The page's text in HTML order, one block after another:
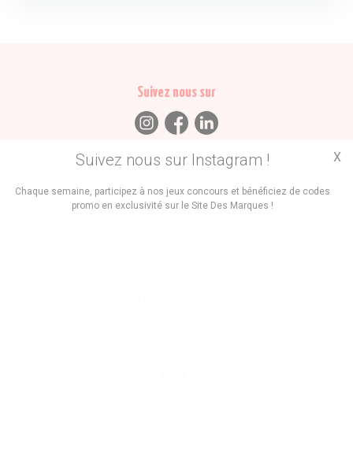
Suivez nous sur Instagram !
Chaque semaine, participez à nos jeux concours et bénéficiez de codes
promo en exclusivité sur le Site Des Marques !
X
Suivez nous sur
Trouvez des
Promos Marques Boutiques